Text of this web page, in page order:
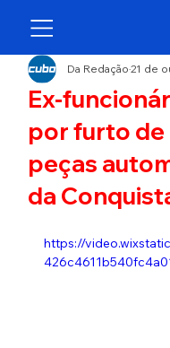
Ex-
por furto de
peças
da
Da Redação21 de
https://